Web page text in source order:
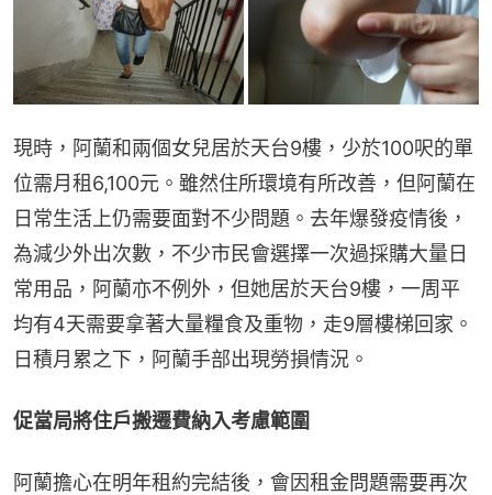
現時，阿蘭和兩個女兒居於天台9樓，少於100呎的單
位需月租6,100元。雖然住所環境有所改善，但阿蘭在
日常生活上仍需要面對不少問題。去年爆發疫情後，
為減少外出次數，不少市民會選擇一次過採購大量日
常用品，阿蘭亦不例外，但她居於天台9樓，一周平
均有4天需要拿著大量糧食及重物，走9層樓梯回家。
日積月累之下，阿蘭手部出現勞損情況。
促當局將住戶搬遷費納入考慮範圍
阿蘭擔心在明年租約完結後，會因租金問題需要再次